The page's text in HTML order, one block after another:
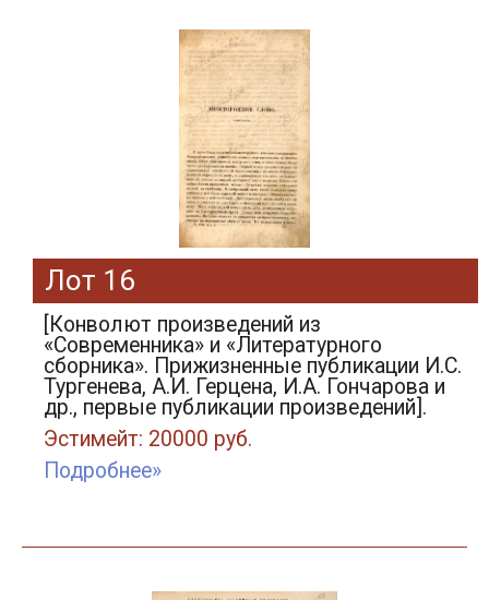
Лот 16
[Конволют произведений из
«Современника» и «Литературного
сборника». Прижизненные публикации И.С.
Тургенева, А.И. Герцена, И.А. Гончарова и
др., первые публикации произведений].
Эстимейт: 20000 руб.
Подробнее»